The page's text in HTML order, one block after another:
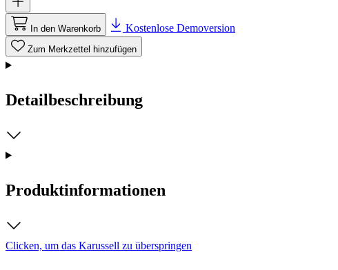
In den Warenkorb Kostenlose Demoversion
Zum Merkzettel hinzufügen
Detailbeschreibung
Produktinformationen
Clicken, um das Karussell zu überspringen